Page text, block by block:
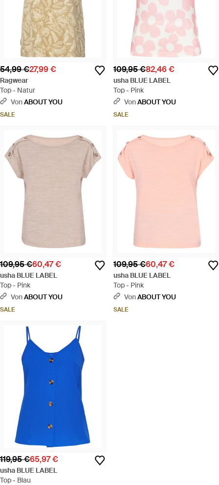
54,99 €27,99 €
Ragwear
Top - Natur
VonABOUT YOU
SALE
109,95 €82,46 €
usha BLUE LABEL
Top - Pink
VonABOUT YOU
SALE
109,95 €60,47 €
usha BLUE LABEL
Top - Pink
VonABOUT YOU
SALE
109,95 €60,47 €
usha BLUE LABEL
Top - Pink
VonABOUT YOU
SALE
119,95 €65,97 €
usha BLUE LABEL
Top - Blau